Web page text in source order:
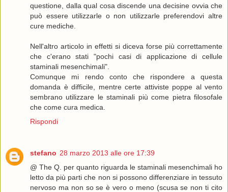
questione, dalla qual cosa discende una decisine ovvia che
può essere utilizzarle o non utilizzarle preferendovi altre
cure mediche.
Nell'altro articolo in effetti si diceva forse più correttamente
che c'erano stati "pochi casi di applicazione di cellule
staminali mesenchimali".
Comunque mi rendo conto che rispondere a questa
domanda è difficile, mentre certe attiviste poppe al vento
sembrano utilizzare le staminali più come pietra filosofale
che come cura medica.
Rispondi
stefano 28 marzo 2013 alle ore 17:39
@ The Q. per quanto riguarda le staminali mesenchimali ho
letto da più parti che non si possono differenziare in tessuto
nervoso ma non so se è vero o meno (scusa se non ti cito